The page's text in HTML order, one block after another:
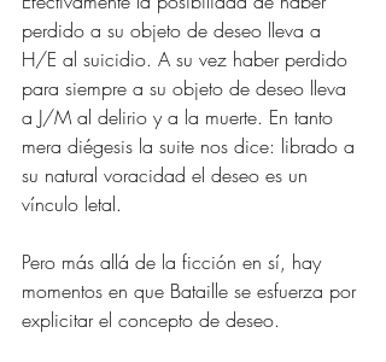
perdido a su objeto de deseo lleva a
H/E al suicidio. A su vez haber perdido
para siempre a su objeto de deseo lleva
a J/M al delirio y a la muerte. En tanto
mera diégesis la suite nos dice: librado a
su natural voracidad el deseo es un
vínculo letal.
Pero más allá de la ficción en sí, hay
momentos en que Bataille se esfuerza por
explicitar el concepto de deseo.